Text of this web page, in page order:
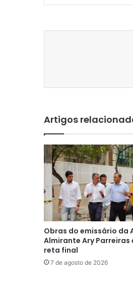
Artigos
Obras do emissário da
Almirante Ary Parreiras
reta final
7 de agosto de 2026